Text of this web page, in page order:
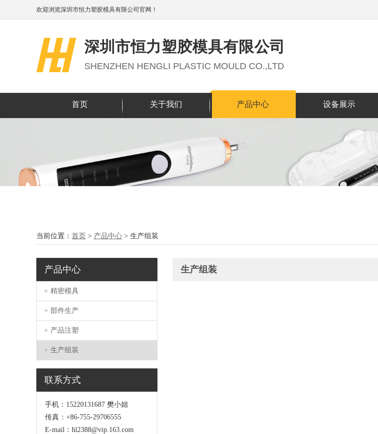
欢迎浏览深圳市恒力塑胶模具有限公司官网！
深圳市恒力塑胶模具有限公司
SHENZHEN HENGLI PLASTIC MOULD CO.,LTD
首页 关于我们 产品中心 设备展示
当前位置： 首页 > 产品中心 > 生产组装
生产组装
产品中心
精密模具
部件生产
产品注塑
生产组装
联系方式
手机：15220131687 樊小姐
传真：+86-755-29706555
E-mail：hl2388@vip.163.com